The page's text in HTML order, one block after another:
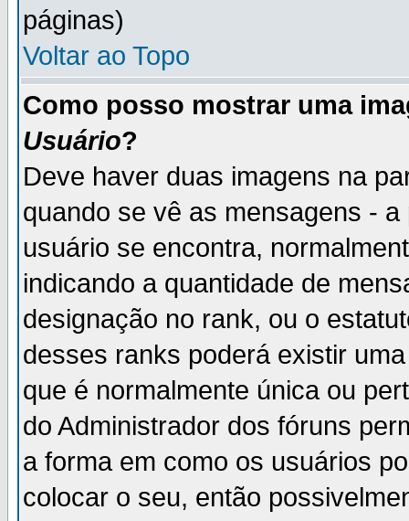
páginas)
Voltar ao Topo
Como posso mostrar uma
Usuário?
Deve haver duas imagens na
quando se vê as mensagens -
usuário se encontra,
indicando a quantidade de
designação no rank, ou o
desses ranks poderá existir
que é normalmente única ou
do Administrador dos fóruns
a forma em como os usuários
colocar o seu, então